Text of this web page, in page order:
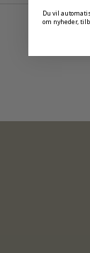
Du vil
om nyheder,